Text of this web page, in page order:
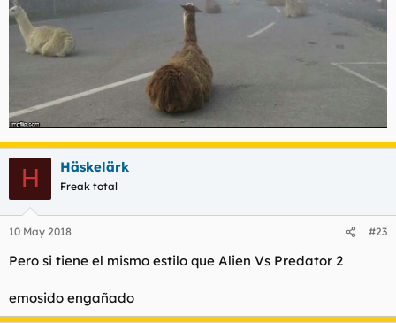
H Häskelärk
Freak total
10 May 2018 #23
Pero si tiene el mismo estilo que Alien Vs Predator 2
emosido engañado